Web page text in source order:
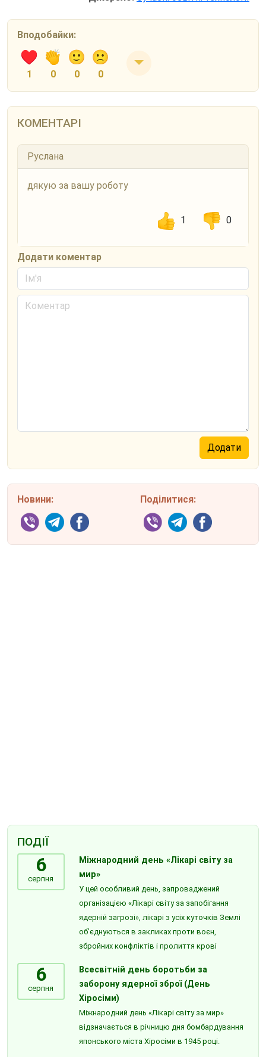
Вподобайки:
1 0 0 0
КОМЕНТАРІ
Руслана
дякую за вашу роботу
1 0
Додати коментар
Новини: Поділитися:
ПОДІЇ
6
серпня
Міжнародний день «Лікарі світу за
мир»
У цей особливий день, запроваджений
організацією «Лікарі світу за запобігання
ядерній загрозі», лікарі з усіх куточків Землі
об’єднуються в закликах проти воєн,
збройних конфліктів і пролиття крові
6
серпня
Всесвітній день боротьби за
заборону ядерної зброї (День
Хіросіми)
Міжнародний день «Лікарі світу за мир»
відзначається в річницю дня бомбардування
японського міста Хіросіми в 1945 році.